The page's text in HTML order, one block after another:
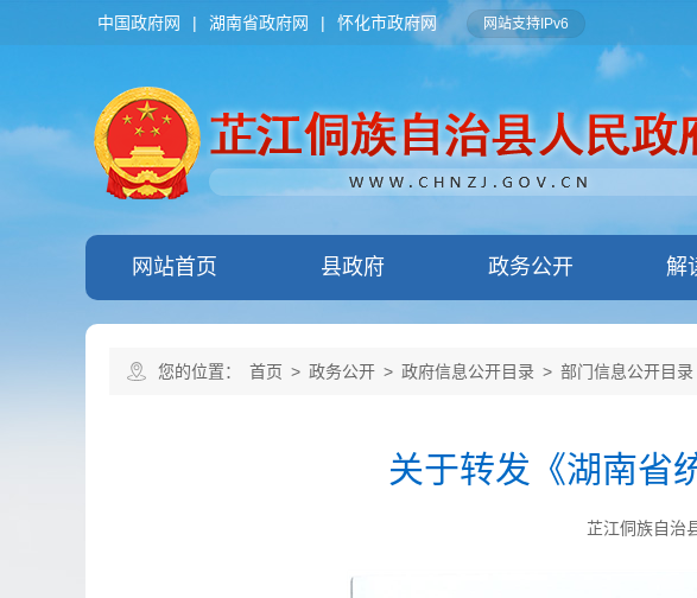
中国政府网 | 湖南省政府网 | 怀化市政府网 网站支持IPv6
网站首页 县政府 政务公开 解
您的位置： 首页 > 政务公开 > 政府信息公开目录 > 部门信息公开目录
关于转发《湖南省
芷江侗族自治